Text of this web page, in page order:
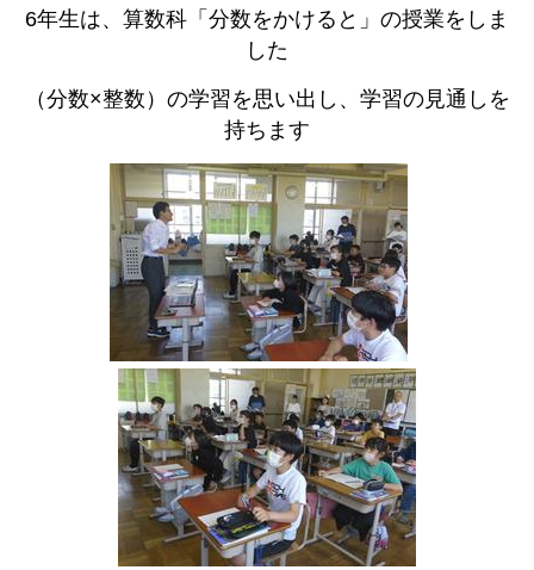
6年生は、算数科「分数をかけると」の授業をしま
した
（分数×整数）の学習を思い出し、学習の見通しを
持ちます